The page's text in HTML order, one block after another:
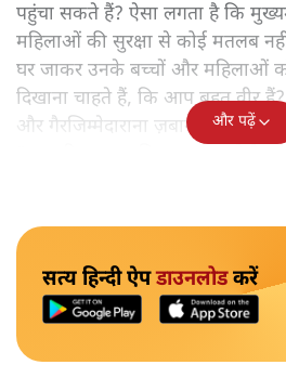
पहुंचा सकते हैं? ऐसा लगता है कि
महिलाओं की सुरक्षा से कोई मतलब
घर जाकर उनके बच्चों और महिलाओं
दिखाना चाहते हैं, कि आप बहुत वीर
और गैरजिम्मेदाराना ज़बान यहीं नहीं
और पढ़ें
सत्य हिन्दी ऐपडाउनलोडकरें